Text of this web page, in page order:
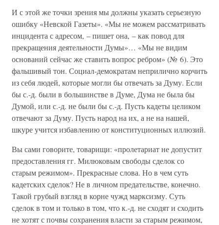
И с этой же точки зрения мы должны указать серьезную
ошибку «Невской Газеты». «Мы не можем рассматривать
инцидента с адресом, – пишет она, – как повод для
прекращения деятельности Думы»… «Мы не видим
оснований сейчас же ставить вопрос ребром» (№ 6). Это
фальшивый тон. Социал-демократам неприлично корчить
из себя людей, которые могли бы отвечать за Думу. Если
бы с.-д. были в большинстве в Думе, Дума не была бы
Думой, или с.-д. не были бы с.-д. Пусть кадеты целиком
отвечают за Думу. Пусть народ на их, а не на нашей,
шкуре учится избавлению от конституционных иллюзий.
Вы сами говорите, товарищи: «пролетариат не допустит
предоставления гг. Милюковым свободы сделок со
старым режимом». Прекрасные слова. Но в чем суть
кадетских сделок? Не в личном предательстве, конечно.
Такой грубый взгляд в корне чужд марксизму. Суть
сделок в том и только в том, что к.-д. не сходят и сходить
не хотят с почвы сохранения власти за старым режимом,